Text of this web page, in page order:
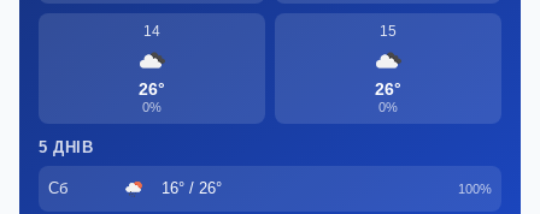
14
26°
0%
15
26°
0%
5 ДНІВ
Сб 16° / 26° 100%